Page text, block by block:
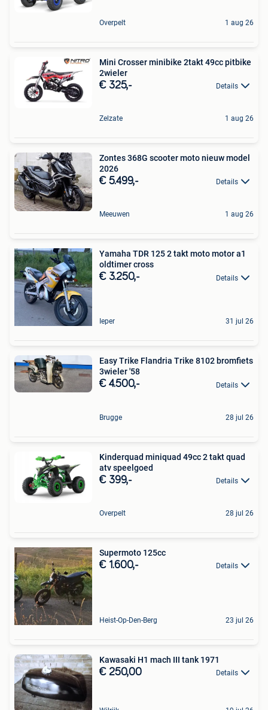
Overpelt 1 aug 26
Mini Crosser minibike 2takt 49cc pitbike
2wieler
€ 325,- Details
Zelzate 1 aug 26
Zontes 368G scooter moto nieuw model
2026
€ 5.499,- Details
Meeuwen 1 aug 26
Yamaha TDR 125 2 takt moto motor a1
oldtimer cross
€ 3.250,- Details
Ieper 31 jul 26
Easy Trike Flandria Trike 8102 bromfiets
3wieler '58
€ 4.500,- Details
Brugge 28 jul 26
Kinderquad miniquad 49cc 2 takt quad
atv speelgoed
€ 399,- Details
Overpelt 28 jul 26
Supermoto 125cc
€ 1.600,- Details
Heist-Op-Den-Berg 23 jul 26
Kawasaki H1 mach III tank 1971
€ 250,00 Details